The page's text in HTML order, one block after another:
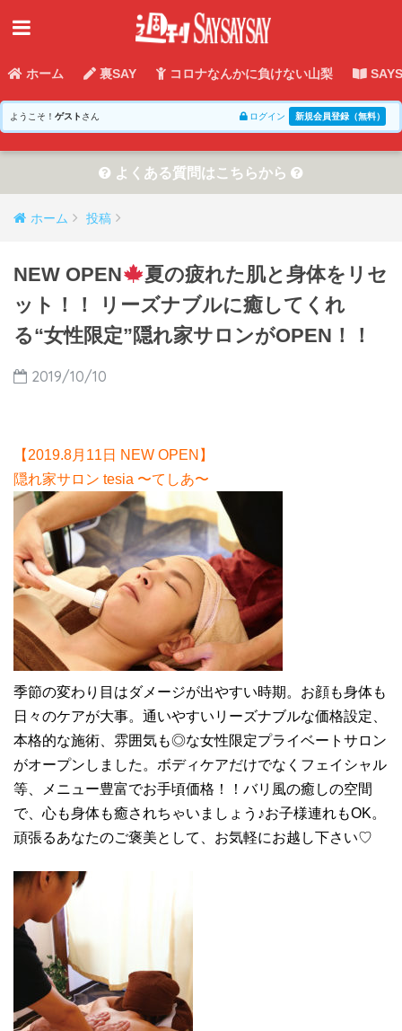
ホーム 裏SAY コロナなんかに負けない山梨
ようこそ！ ゲスト さん ログイン 新規会員登録（無料）
よくある質問はこちらから
ホーム 投稿
NEW OPEN
夏の疲れた肌と身体をリセ
ット！！ リーズナブルに癒してくれ
る“女性限定”隠れ家サロンがOPEN！！
2019/10/10
【2019.8月11日 NEW OPEN】
隠れ家サロン tesia 〜てしあ〜
季節の変わり目はダメージが出やすい時期。お顔も身体も
日々のケアが大事。通いやすいリーズナブルな価格設定、
本格的な施術、雰囲気も◎な女性限定プライベートサロン
がオープンしました。ボディケアだけでなくフェイシャル
等、メニュー豊富でお手頃価格！！バリ風の癒しの空間
で、心も身体も癒されちゃいましょう♪お子様連れもOK。
頑張るあなたのご褒美として、お気軽にお越し下さい♡